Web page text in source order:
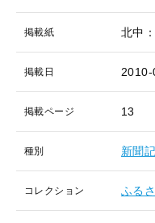
掲載紙 北中
掲載日
掲載ページ 13
種別 新聞
コレクション ふる